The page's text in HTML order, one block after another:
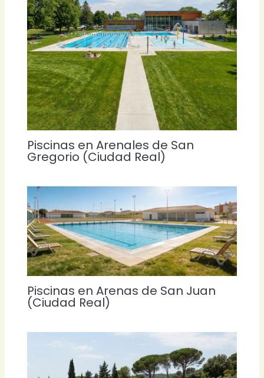
Piscinas en Arenales de San
Gregorio (Ciudad Real)
Piscinas en Arenas de San Juan
(Ciudad Real)